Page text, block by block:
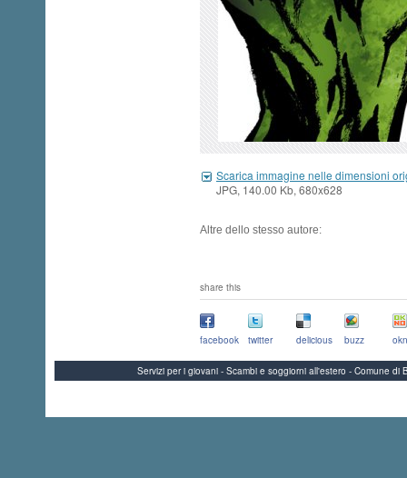
Scarica immagine nelle dimensioni
JPG, 140.00 Kb, 680x628
Altre dello stesso autore:
share this
facebook twitter delicious buzz
Servizi per i giovani - Scambi e soggiorni all'estero - Comune